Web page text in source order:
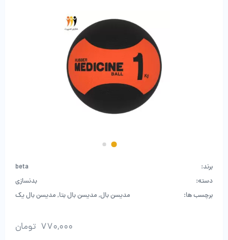
برند:
beta
دسته:
بدنسازی
برچسب ها:
مدیسن بال, مدیسن بال بتا, مدیسن بال یک
770,000 تومان